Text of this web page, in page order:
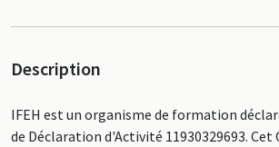
Description
IFEH est un organisme de formation
de Déclaration d'Activité 11930329693. Cet